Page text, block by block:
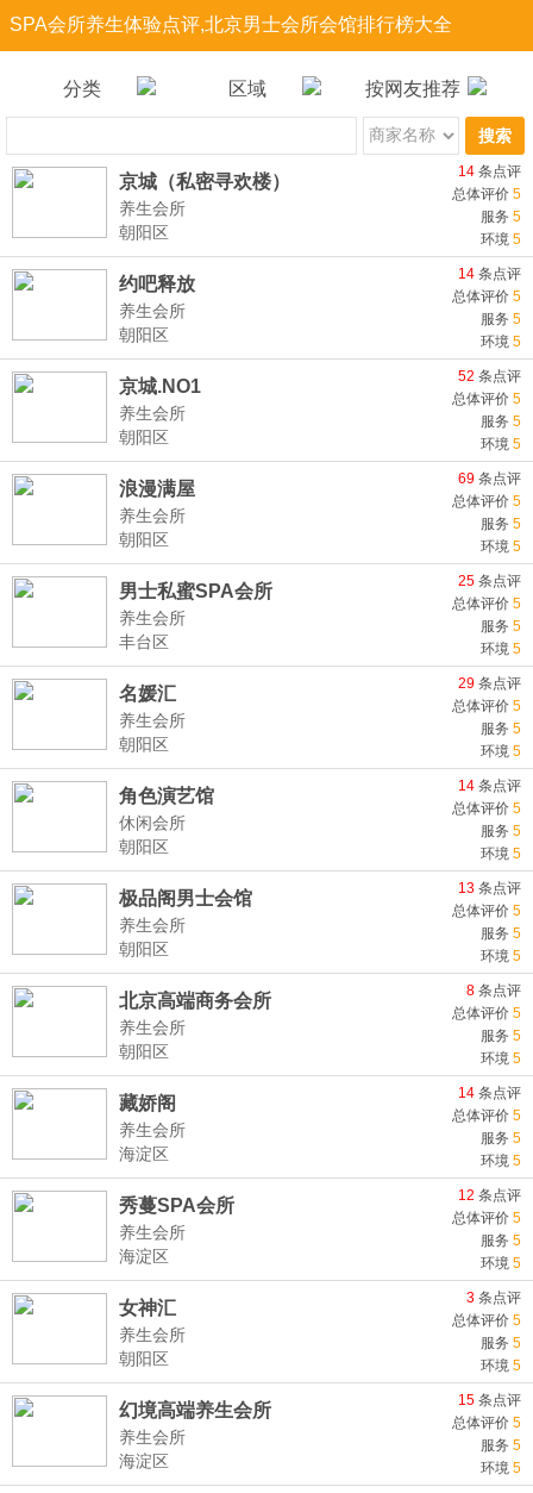
SPA会所养生体验点评,北京男士会所会馆排行榜大全
分类 区域 按网友推荐
搜索
京城（私密寻欢楼）
养生会所
朝阳区
14 条点评
总体评价 5
服务 5
环境 5
约吧释放
养生会所
朝阳区
14 条点评
总体评价 5
服务 5
环境 5
京城.NO1
养生会所
朝阳区
52 条点评
总体评价 5
服务 5
环境 5
浪漫满屋
养生会所
朝阳区
69 条点评
总体评价 5
服务 5
环境 5
男士私蜜SPA会所
养生会所
丰台区
25 条点评
总体评价 5
服务 5
环境 5
名媛汇
养生会所
朝阳区
29 条点评
总体评价 5
服务 5
环境 5
角色演艺馆
休闲会所
朝阳区
14 条点评
总体评价 5
服务 5
环境 5
极品阁男士会馆
养生会所
朝阳区
13 条点评
总体评价 5
服务 5
环境 5
北京高端商务会所
养生会所
朝阳区
8 条点评
总体评价 5
服务 5
环境 5
藏娇阁
养生会所
海淀区
14 条点评
总体评价 5
服务 5
环境 5
秀蔓SPA会所
养生会所
海淀区
12 条点评
总体评价 5
服务 5
环境 5
女神汇
养生会所
朝阳区
3 条点评
总体评价 5
服务 5
环境 5
幻境高端养生会所
养生会所
海淀区
15 条点评
总体评价 5
服务 5
环境 5